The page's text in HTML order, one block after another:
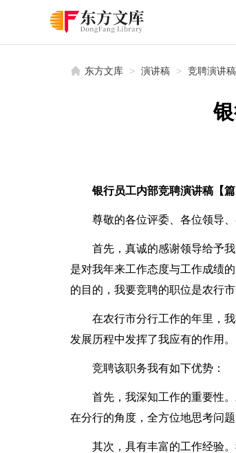
东方文库 > 演讲稿 > 竞聘演讲稿
银行员工内部竞聘演讲稿【篇
尊敬的各位评委、各位领导、
首先，真诚的感谢领导给予
是对我年来工作态度与工作成绩
的目的，我要竞聘的职位是农行
在农行市分行工作的年里，
发展历程中发挥了我应有的作用。
竞聘该职务我有如下优势：
首先，我深知工作的重要性
在分行的角度，全方位地思考问
其次，具有丰富的工作经验